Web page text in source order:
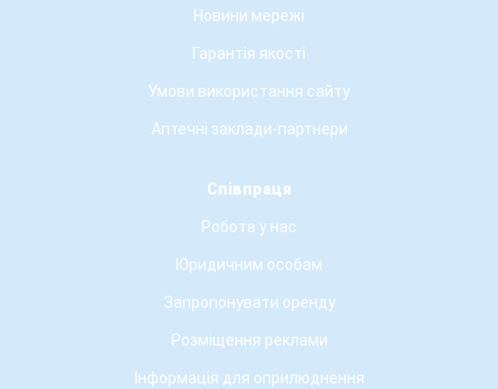
Новини мережі
Гарантія якості
Умови використання сайту
Аптечні заклади-партнери
Співпраця
Робота у нас
Юридичним особам
Запропонувати оренду
Розміщення реклами
Інформація для оприлюднення